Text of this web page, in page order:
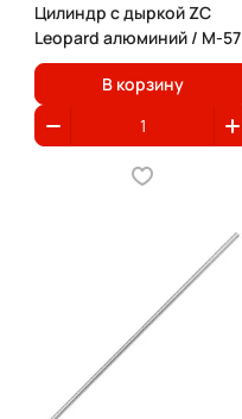
Цилиндр с дыркой ZC
Leopard алюминий / M-57
В корзину